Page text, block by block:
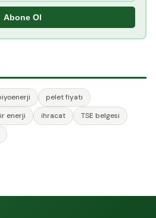
Abone Ol
pelet fiyatı
enerji ihracat
TSE belgesi